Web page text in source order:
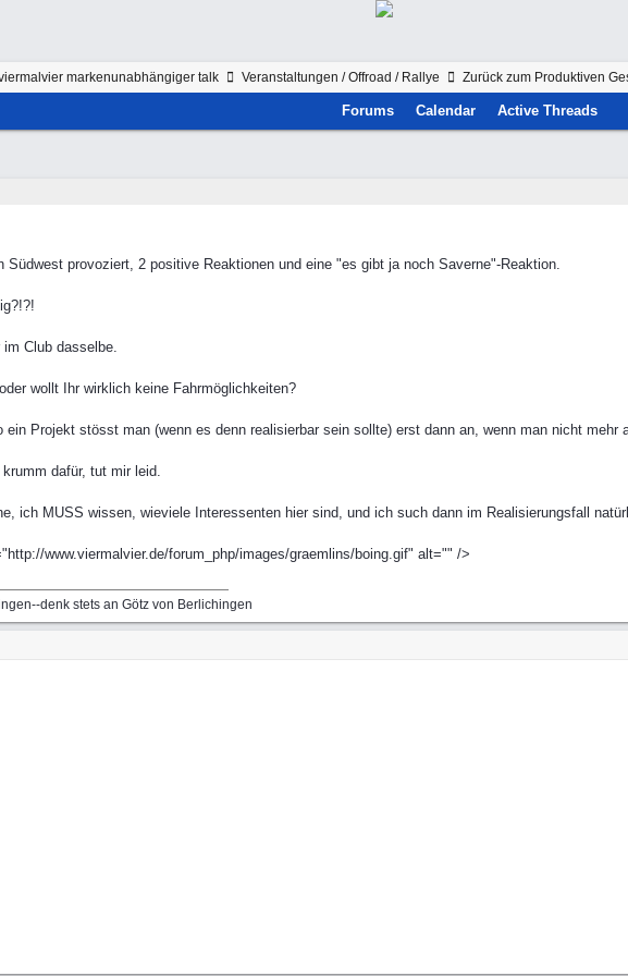
markenunabhängiger talk Veranstaltungen / Offroad / Rallye Zurück zum Produktiven
Forums Calendar Active Threads
Südwest provoziert, 2 positive Reaktionen und eine "es gibt ja noch Saverne"-Reaktion.
Club dasselbe.
wollt Ihr wirklich keine Fahrmöglichkeiten?
Projekt stösst man (wenn es denn realisierbar sein sollte) erst dann an, wenn man nicht mehr
dafür, tut mir leid.
ich MUSS wissen, wieviele Interessenten hier sind, und ich such dann im Realisierungsfall
www.viermalvier.de/forum_php/images/graemlins/boing.gif" alt="" />
denk stets an Götz von Berlichingen